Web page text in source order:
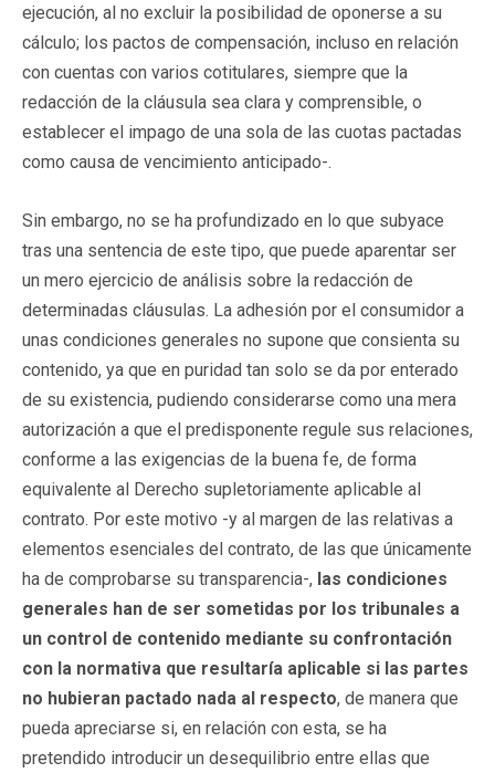
ejecución, al no excluir la posibilidad de oponerse a su
cálculo; los pactos de compensación, incluso en relación
con cuentas con varios cotitulares, siempre que la
redacción de la cláusula sea clara y comprensible, o
establecer el impago de una sola de las cuotas pactadas
como causa de vencimiento anticipado-.
Sin embargo, no se ha profundizado en lo que subyace
tras una sentencia de este tipo, que puede aparentar ser
un mero ejercicio de análisis sobre la redacción de
determinadas cláusulas. La adhesión por el consumidor a
unas condiciones generales no supone que consienta su
contenido, ya que en puridad tan solo se da por enterado
de su existencia, pudiendo considerarse como una mera
autorización a que el predisponente regule sus relaciones,
conforme a las exigencias de la buena fe, de forma
equivalente al Derecho supletoriamente aplicable al
contrato. Por este motivo -y al margen de las relativas a
elementos esenciales del contrato, de las que únicamente
ha de comprobarse su transparencia-, las condiciones
generales han de ser sometidas por los tribunales a
un control de contenido mediante su confrontación
con la normativa que resultaría aplicable si las partes
no hubieran pactado nada al respecto, de manera que
pueda apreciarse si, en relación con esta, se ha
pretendido introducir un desequilibrio entre ellas que